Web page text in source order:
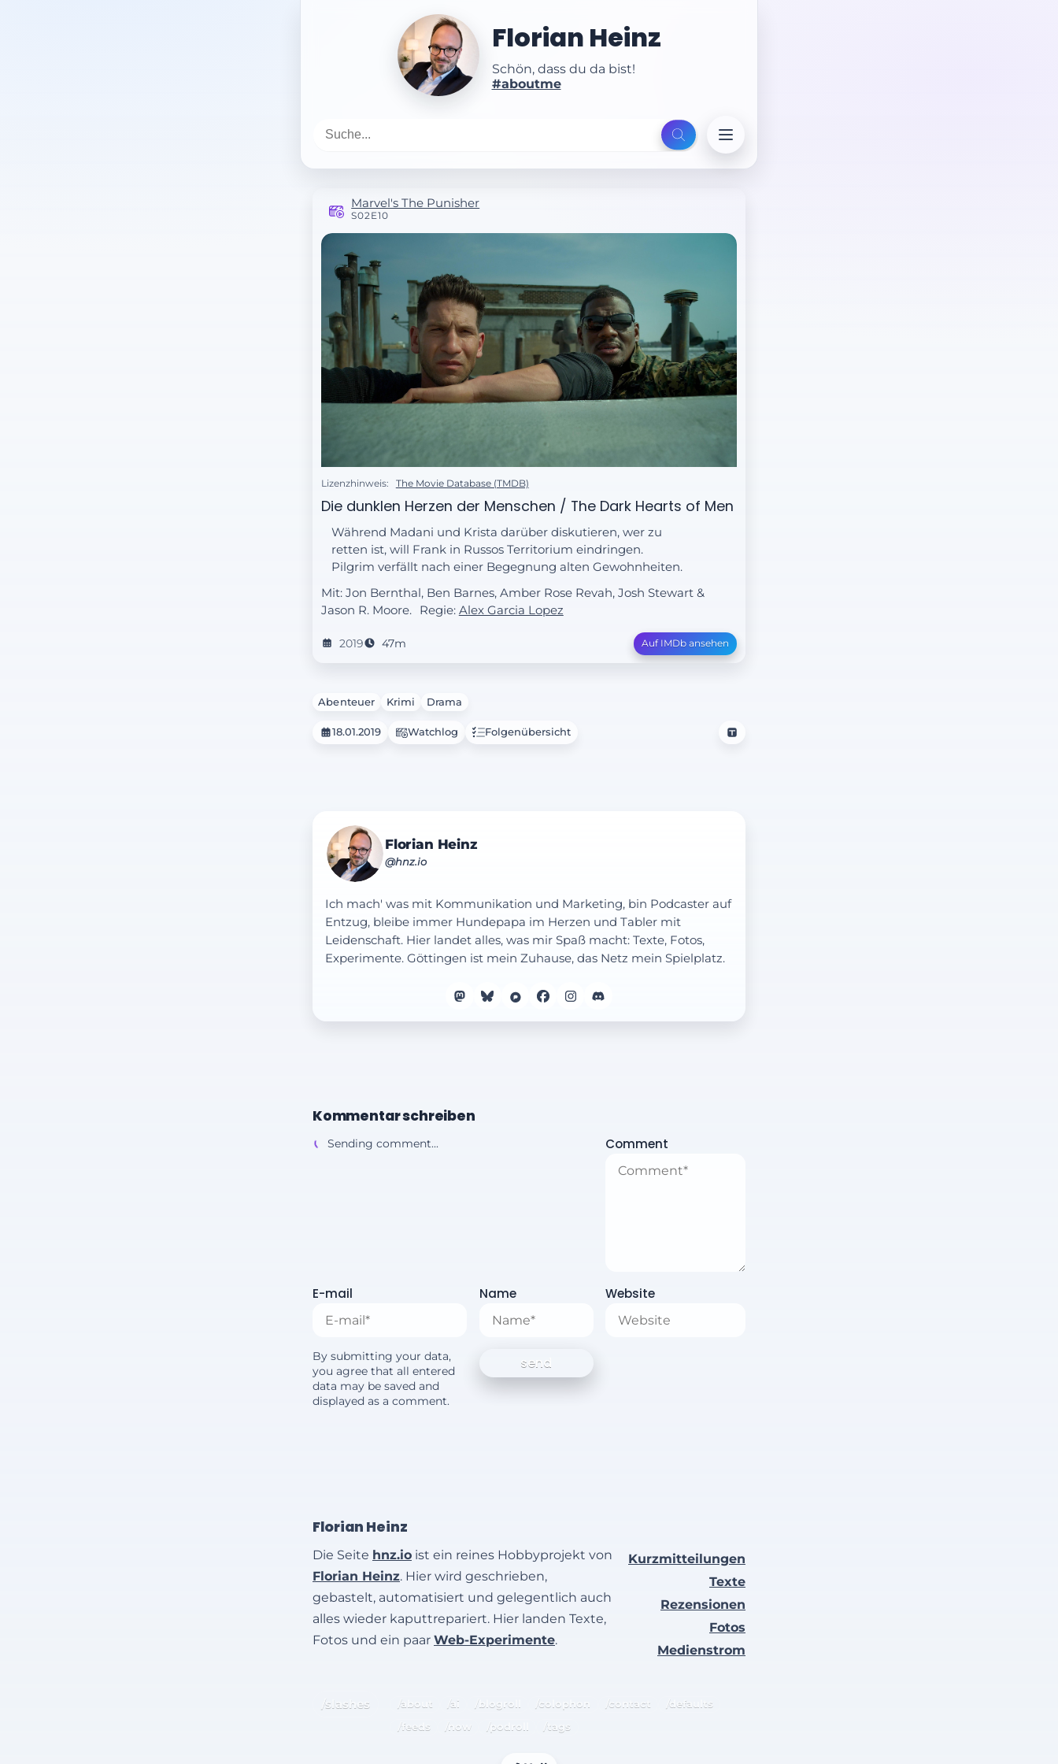
Florian Heinz
Schön, dass du da bist!
#aboutme
Marvel's The Punisher
S02E10
Lizenzhinweis: The Movie Database (TMDB)
Die dunklen Herzen der Menschen / The Dark Hearts of Men
Während Madani und Krista darüber diskutieren, wer zu
retten ist, will Frank in Russos Territorium eindringen.
Pilgrim verfällt nach einer Begegnung alten Gewohnheiten.
Mit: Jon Bernthal, Ben Barnes, Amber Rose Revah, Josh Stewart &
Jason R. Moore.
Regie: Alex Garcia Lopez
2019 47m Auf IMDb ansehen
Abenteuer Krimi Drama
18.01.2019 Watchlog Folgenübersicht
Florian Heinz
@hnz.io
Ich mach' was mit Kommunikation und Marketing, bin Podcaster auf
Entzug, bleibe immer Hundepapa im Herzen und Tabler mit
Leidenschaft. Hier landet alles, was mir Spaß macht: Texte, Fotos,
Experimente. Göttingen ist mein Zuhause, das Netz mein Spielplatz.
Kommentar schreiben
Sending comment... Comment
E-mail Name Website
By submitting your data,
you agree that all entered
data may be saved and
displayed as a comment.
Florian Heinz
Die Seite hnz.io ist ein reines Hobbyprojekt von
Florian Heinz. Hier wird geschrieben,
gebastelt, automatisiert und gelegentlich auch
alles wieder kaputtrepariert. Hier landen Texte,
Fotos und ein paar Web-Experimente.
Kurzmitteilungen
Texte
Rezensionen
Fotos
Medienstrom
/slashes /about /ai /blogroll /colophon /contact
/defaults
/feeds
/now /podroll /tags